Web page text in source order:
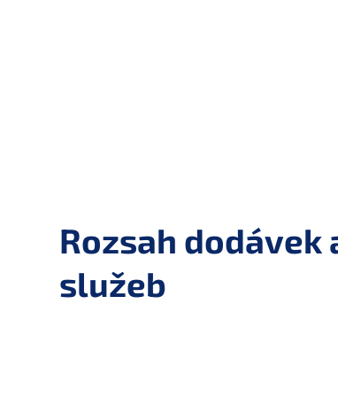
Rozsah dodávek
služeb